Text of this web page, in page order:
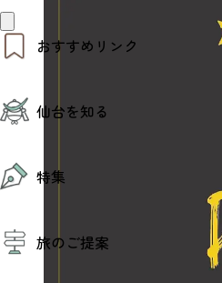
おすすめリンク
モデルコース
お得なチケット
仙台を知る
エリアガイド
仙台観光PR動画ライブラリー
仙台から行く東北周遊旅
伝統的工芸品
特集
夜時間トピックス
旅のご提案